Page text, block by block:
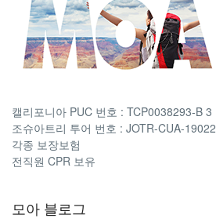
캘리포니아 PUC 번호 : TCP0038293-B 3
조슈아트리 투어 번호 : JOTR-CUA-19022
각종 보장보험
전직원 CPR 보유
모아 블로그